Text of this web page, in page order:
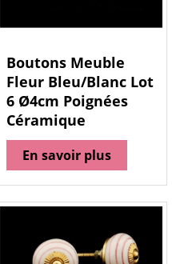
Boutons Meuble
Fleur Bleu/Blanc Lot
6 Ø4cm Poignées
Céramique
En savoir plus